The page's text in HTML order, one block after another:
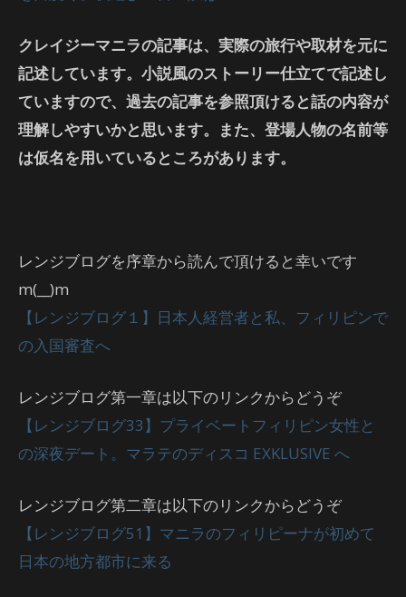
クレイジーマニラの記事は、実際の旅行や取材を元に
記述しています。小説風のストーリー仕立てで記述し
ていますので、過去の記事を参照頂けると話の内容が
理解しやすいかと思います。また、登場人物の名前等
は仮名を用いているところがあります。
レンジブログを序章から読んで頂けると幸いです
m(__)m
【レンジブログ１】日本人経営者と私、フィリピンで
の入国審査へ
レンジブログ第一章は以下のリンクからどうぞ
【レンジブログ33】プライベートフィリピン女性と
の深夜デート。マラテのディスコ EXKLUSIVE へ
レンジブログ第二章は以下のリンクからどうぞ
【レンジブログ51】マニラのフィリピーナが初めて
日本の地方都市に来る